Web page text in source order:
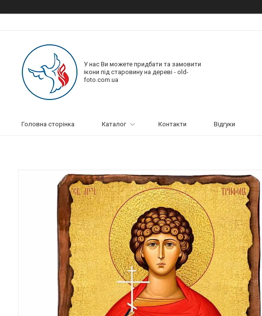
У нас Ви можете придбати та замовити
ікони під старовину на дереві - old-
foto.com.ua
Головна сторінка Каталог Контакти Відгуки